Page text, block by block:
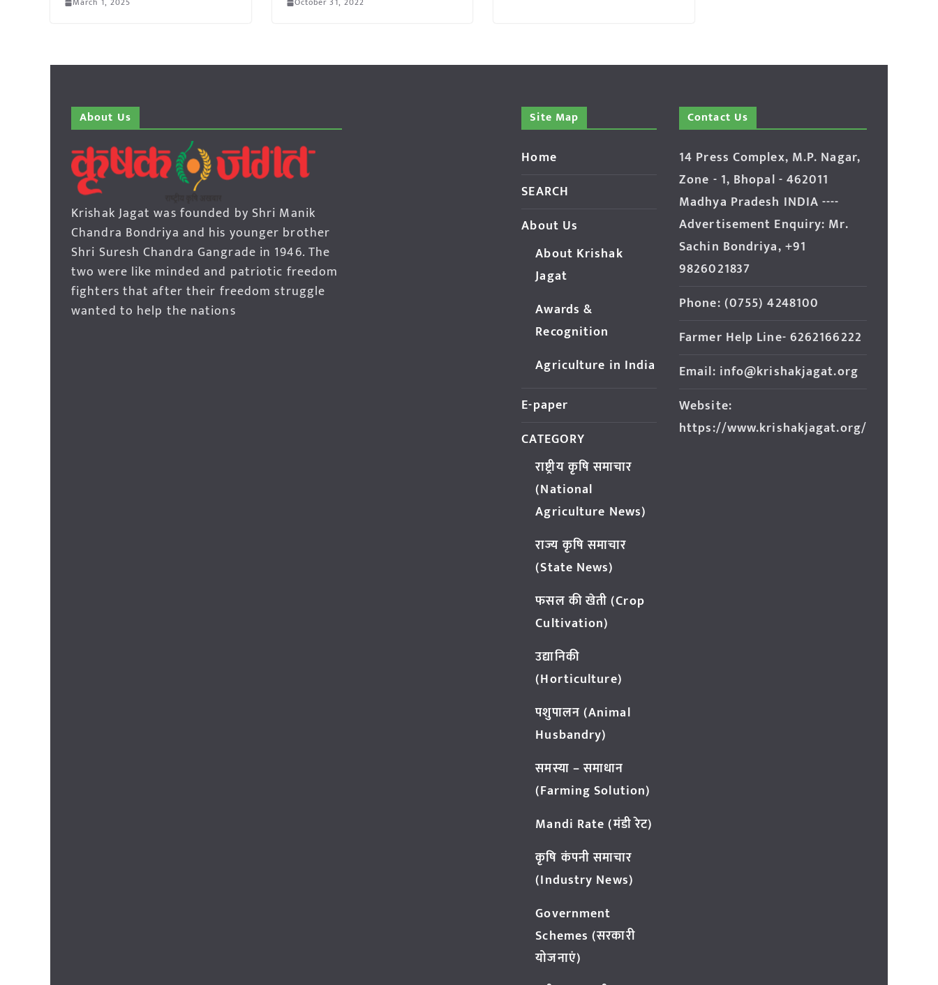
About Us
Krishak Jagat was founded by Shri Manik
Chandra Bondriya and his younger brother
Shri Suresh Chandra Gangrade in 1946. The
two were like minded and patriotic freedom
fighters that after their freedom struggle
wanted to help the nations
Site Map
Home
SEARCH
About Us
About Krishak
Jagat
Awards &
Recognition
Agriculture in India
E-paper
CATEGORY
राष्ट्रीय कृषि समाचार
(National
Agriculture News)
राज्य कृषि समाचार
(State News)
फसल की खेती (Crop
Cultivation)
उद्यानिकी
(Horticulture)
पशुपालन (Animal
Husbandry)
समस्या – समाधान
(Farming Solution)
Mandi Rate (मंडी रेट)
कृषि कंपनी समाचार
(Industry News)
Government
Schemes (सरकारी
योजनाएं)
Contact Us
14 Press Complex, M.P. Nagar,
Zone - 1, Bhopal - 462011
Madhya Pradesh INDIA ----
Advertisement Enquiry: Mr.
Sachin Bondriya, +91
9826021837
Phone: (0755) 4248100
Farmer Help Line- 6262166222
Email: info@krishakjagat.org
Website:
https://www.krishakjagat.org/